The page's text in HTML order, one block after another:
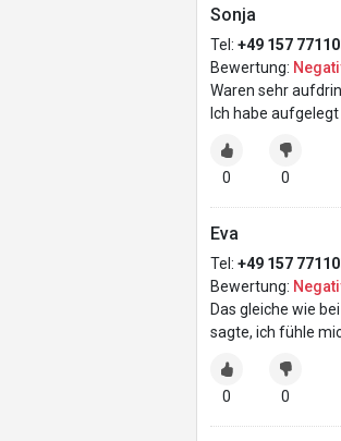
Sonja
Tel: +49 157
Bewertung:
Waren sehr
Ich habe
0 0
Eva
Tel: +49 157
Bewertung:
Das gleiche wie
sagte, ich fühle
0 0